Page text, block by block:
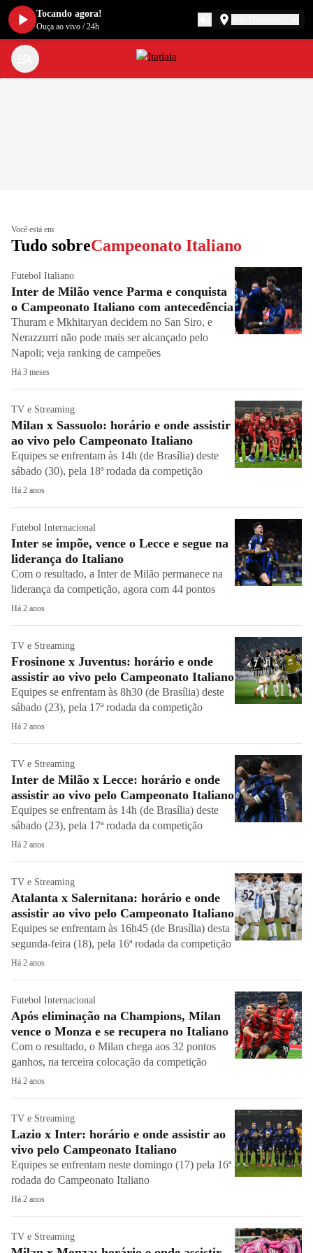
Você está em
Tudo sobreCampeonato Italiano
Futebol Italiano
Inter de Milão vence Parma e conquista
o Campeonato Italiano com antecedência
Thuram e Mkhitaryan decidem no San Siro, e
Nerazzurri não pode mais ser alcançado pelo
Napoli; veja ranking de campeões
Há 3 meses
TV e Streaming
Milan x Sassuolo: horário e onde assistir
ao vivo pelo Campeonato Italiano
Equipes se enfrentam às 14h (de Brasília) deste
sábado (30), pela 18ª rodada da competição
Há 2 anos
Futebol Internacional
Inter se impõe, vence o Lecce e segue na
liderança do Italiano
Com o resultado, a Inter de Milão permanece na
liderança da competição, agora com 44 pontos
Há 2 anos
TV e Streaming
Frosinone x Juventus: horário e onde
assistir ao vivo pelo Campeonato Italiano
Equipes se enfrentam às 8h30 (de Brasília) deste
sábado (23), pela 17ª rodada da competição
Há 2 anos
TV e Streaming
Inter de Milão x Lecce: horário e onde
assistir ao vivo pelo Campeonato Italiano
Equipes se enfrentam às 14h (de Brasília) deste
sábado (23), pela 17ª rodada da competição
Há 2 anos
TV e Streaming
Atalanta x Salernitana: horário e onde
assistir ao vivo pelo Campeonato Italiano
Equipes se enfrentam às 16h45 (de Brasília) desta
segunda-feira (18), pela 16ª rodada da competição
Há 2 anos
Futebol Internacional
Após eliminação na Champions, Milan
vence o Monza e se recupera no Italiano
Com o resultado, o Milan chega aos 32 pontos
ganhos, na terceira colocação da competição
Há 2 anos
TV e Streaming
Lazio x Inter: horário e onde assistir ao
vivo pelo Campeonato Italiano
Equipes se enfrentam neste domingo (17) pela 16ª
rodada do Campeonato Italiano
Há 2 anos
TV e Streaming
Tocando agora!
Ouça ao vivo /24h